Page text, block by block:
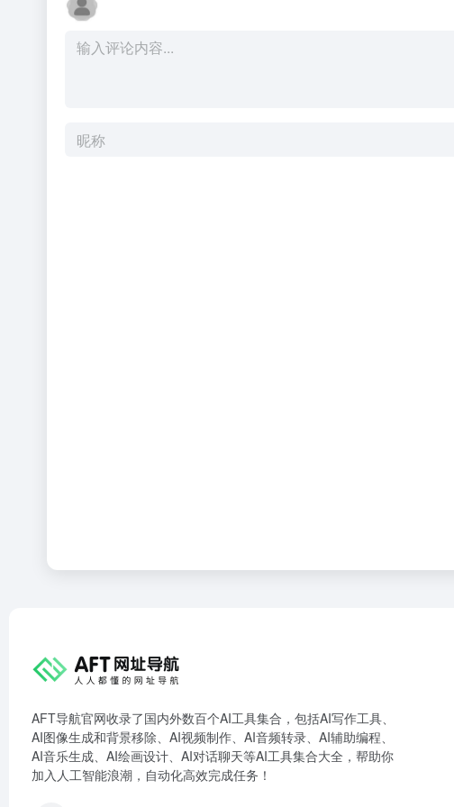
AFT导航官网收录了国内外数百个AI工具集合，包括AI写作工具、
AI图像生成和背景移除、AI视频制作、AI音频转录、AI辅助编程、
AI音乐生成、AI绘画设计、AI对话聊天等AI工具集合大全，帮助你
加入人工智能浪潮，自动化高效完成任务！